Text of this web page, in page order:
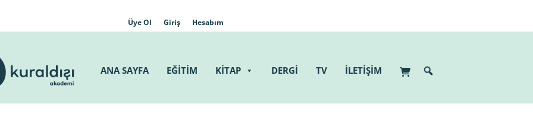
Üye Ol Giriş Hesabım
ANA SAYFA EĞİTİM KİTAP DERGİ TV İLETİŞİM